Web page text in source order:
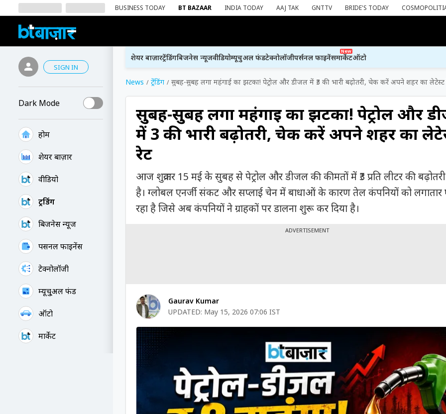
BUSINESS TODAY BT BAZAAR INDIA TODAY AAJ TAK GNTTV BRIDE'S TODAY
SIGN IN
Dark Mode
होम
शेयर बाज़ार
वीडियो
ट्रेंडिंग
बिजनेस न्यूज
पर्सनल फाइनेंस
टेक्नोलॉजी
म्यूचु्अल फंड
ऑटो
मार्केट
शेयर बाज़ारट्रेंडिंगबिजनेस न्यूजवीडियोम्यूचुअल फंडटेक्नोलॉजीपर्सनल फाइनेंस
New
मार्केटऑटो
News ट्रेंडिंग सुबह-सुबह लगा महंगाई का झटका! पेट्रोल और डीजल में ₹3 की भारी बढ़ोतरी, चेक करें अपने शहर का लेटेस्ट
सुबह-सुबह लगा महंगाई का झटका! पेट्रोल और
में ₹3 की भारी बढ़ोतरी, चेक करें अपने शहर का
रेट
आज शुक्रवार 15 मई के सुबह से पेट्रोल और डीजल की कीमतों में ₹3 प्रति लीटर की
है। ग्लोबल एनर्जी संकट और सप्लाई चेन में बाधाओं के कारण तेल कंपनियों को लगातार
रहा है जिसे अब कंपनियों ने ग्राहकों पर डालना शुरू कर दिया है।
ADVERTISEMENT
Gaurav Kumar
UPDATED: May 15, 2026 07:06 IST